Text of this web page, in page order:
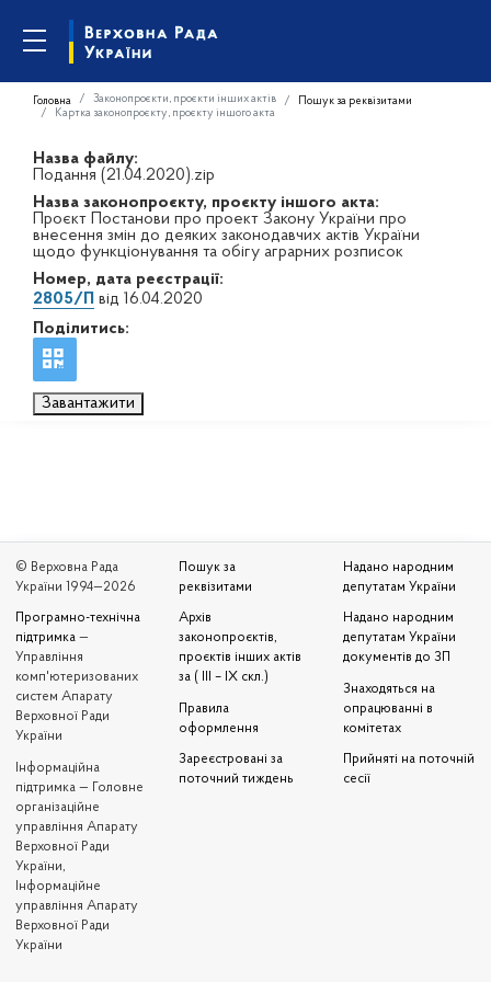
Головна Законопроєкти, проєкти інших актів
Пошук за реквізитами
Картка законопроєкту, проєкту іншого акта
Назва файлу:
Подання (21.04.2020).zip
Назва законопроєкту, проєкту іншого акта:
Проєкт Постанови про проект Закону України про
внесення змін до деяких законодавчих актів України
щодо функціонування та обігу аграрних розписок
Номер, дата реєстрації:
2805/П від 16.04.2020
Поділитись:
Завантажити
© Верховна Рада
України 1994—2026
Програмно-технічна
підтримка —
Управління
комп'ютеризованих
систем Апарату
Верховної Ради
України
Iнформаційна
підтримка — Головне
організаційне
управління Апарату
Верховної Ради
України,
Інформаційне
управління Апарату
Верховної Ради
України
Пошук за
реквізитами
Архів
законопроєктів,
проєктів інших актів
за ( III – IX скл.)
Правила
оформлення
Зареєстровані за
поточний тиждень
Надано народним
депутатам України
Надано народним
депутатам України
документів до ЗП
Знаходяться на
опрацюванні в
комітетах
Прийняті на поточній
сесії